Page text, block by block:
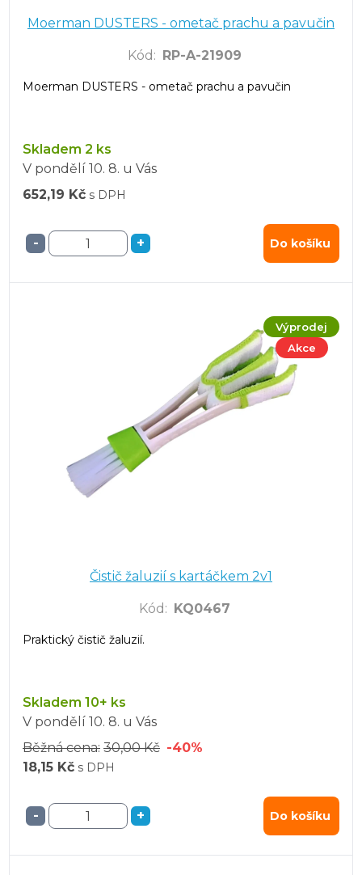
Moerman DUSTERS - ometač prachu a pavučin
Kód : RP-A-21909
Moerman DUSTERS - ometač prachu a pavučin
Skladem 2 ks
V pondělí 10. 8. u Vás
652,19 Kč s DPH
- + Do košíku
Výprodej
Akce
Čistič žaluzií s kartáčkem 2v1
Kód : KQ0467
Praktický čistič žaluzií.
Skladem 10+ ks
V pondělí 10. 8. u Vás
Běžná cena: 30,00 Kč -40%
18,15 Kč s DPH
- + Do košíku